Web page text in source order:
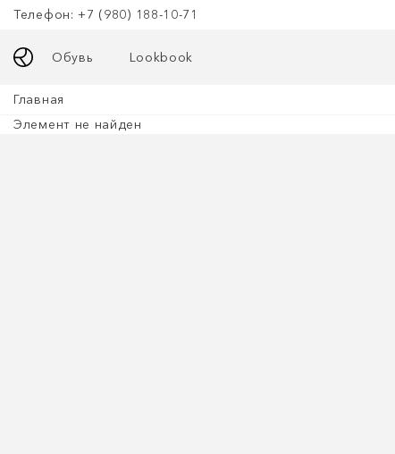
Телефон: +7 (980) 188-10-71
Обувь Lookbook
Главная
Элемент не найден